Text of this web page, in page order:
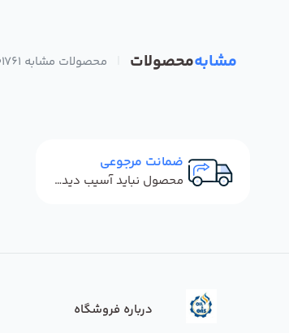
مشابهمحصولات محصولات مشابه Crowcon Gasmonitor Plus Display Module Membrane Switch (Blue / White) - E01761
ضمانت مرجوعی
محصول نباید آسیب دیده باشد
درباره فروشگاه